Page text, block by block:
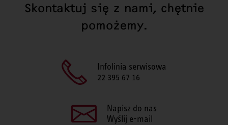
Skontaktuj się z nami, chętnie
pomożemy.
Infolinia serwisowa
22 395 67 16
Napisz do nas
Wyślij e-mail